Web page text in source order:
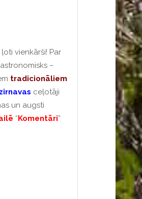
vienkārši! Par
–
tradicionāliem
ceļotāji
un augsti
“Komentāri”